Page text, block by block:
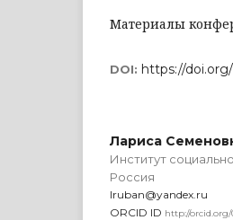
Материалы
DOI: https://doi.org/
Лариса
Институт
Россия
lruban@yandex.ru
ORCID ID http://orcid.org/